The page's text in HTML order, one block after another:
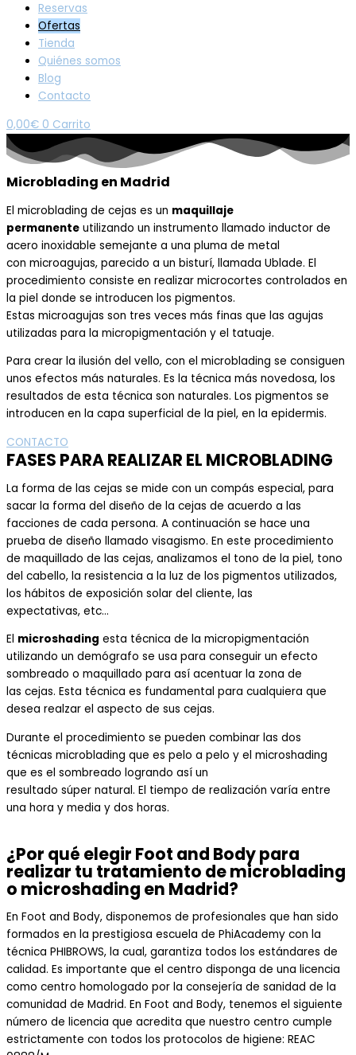
Reservas
Ofertas
Tienda
Quiénes somos
Blog
Contacto
0,00€ 0 Carrito
Microblading en Madrid
El microblading de cejas es un maquillaje
permanente utilizando un instrumento llamado inductor de
acero inoxidable semejante a una pluma de metal
con microagujas, parecido a un bisturí, llamada Ublade. El
procedimiento consiste en realizar microcortes controlados en
la piel donde se introducen los pigmentos.
Estas microagujas son tres veces más finas que las agujas
utilizadas para la micropigmentación y el tatuaje.
Para crear la ilusión del vello, con el microblading se consiguen
unos efectos más naturales. Es la técnica más novedosa, los
resultados de esta técnica son naturales. Los pigmentos se
introducen en la capa superficial de la piel, en la epidermis.
CONTACTO
FASES PARA REALIZAR EL MICROBLADING
La forma de las cejas se mide con un compás especial, para
sacar la forma del diseño de la cejas de acuerdo a las
facciones de cada persona. A continuación se hace una
prueba de diseño llamado visagismo. En este procedimiento
de maquillado de las cejas, analizamos el tono de la piel, tono
del cabello, la resistencia a la luz de los pigmentos utilizados,
los hábitos de exposición solar del cliente, las
expectativas, etc…
El microshading esta técnica de la micropigmentación
utilizando un demógrafo se usa para conseguir un efecto
sombreado o maquillado para así acentuar la zona de
las cejas. Esta técnica es fundamental para cualquiera que
desea realzar el aspecto de sus cejas.
Durante el procedimiento se pueden combinar las dos
técnicas microblading que es pelo a pelo y el microshading
que es el sombreado logrando así un
resultado súper natural. El tiempo de realización varía entre
una hora y media y dos horas.
¿Por qué elegir Foot and Body para
realizar tu tratamiento de microblading
o microshading en Madrid?
En Foot and Body, disponemos de profesionales que han sido
formados en la prestigiosa escuela de PhiAcademy con la
técnica PHIBROWS, la cual, garantiza todos los estándares de
calidad. Es importante que el centro disponga de una licencia
como centro homologado por la consejería de sanidad de la
comunidad de Madrid. En Foot and Body, tenemos el siguiente
número de licencia que acredita que nuestro centro cumple
estrictamente con todos los protocolos de higiene: REAC